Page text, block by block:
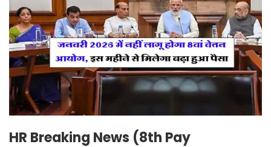
HR Breaking News (8th Pay